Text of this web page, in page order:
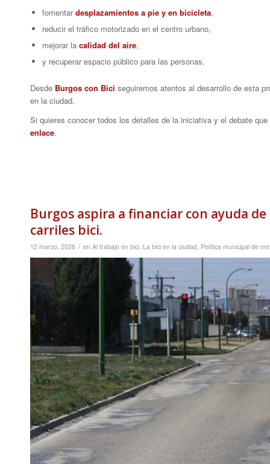
fomentardesplazamientos a pie y en bicicleta,
reducir el tráfico motorizado en el centro urbano,
mejorar la calidad del aire,
y recuperar espacio público para las personas.
Desde Burgos con Bici seguiremos atentos al desarrollo de esta
en la ciudad.
Si quieres conocer todos los detalles de la iniciativa y el debate
enlace.
Burgos aspira a financiar con ayuda
carriles bici.
12 marzo, 2026 / en Al trabajo en bici, La bici en la ciudad, Política municipal de